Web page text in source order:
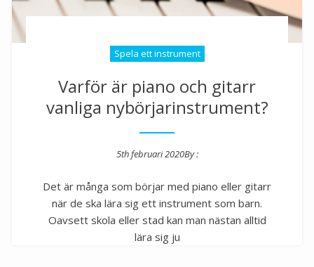
Spela ett instrument
Varför är piano och gitarr
vanliga nybörjarinstrument?
5th februari 2020By :
Det är många som börjar med piano eller gitarr
när de ska lära sig ett instrument som barn.
Oavsett skola eller stad kan man nästan alltid
lära sig ju